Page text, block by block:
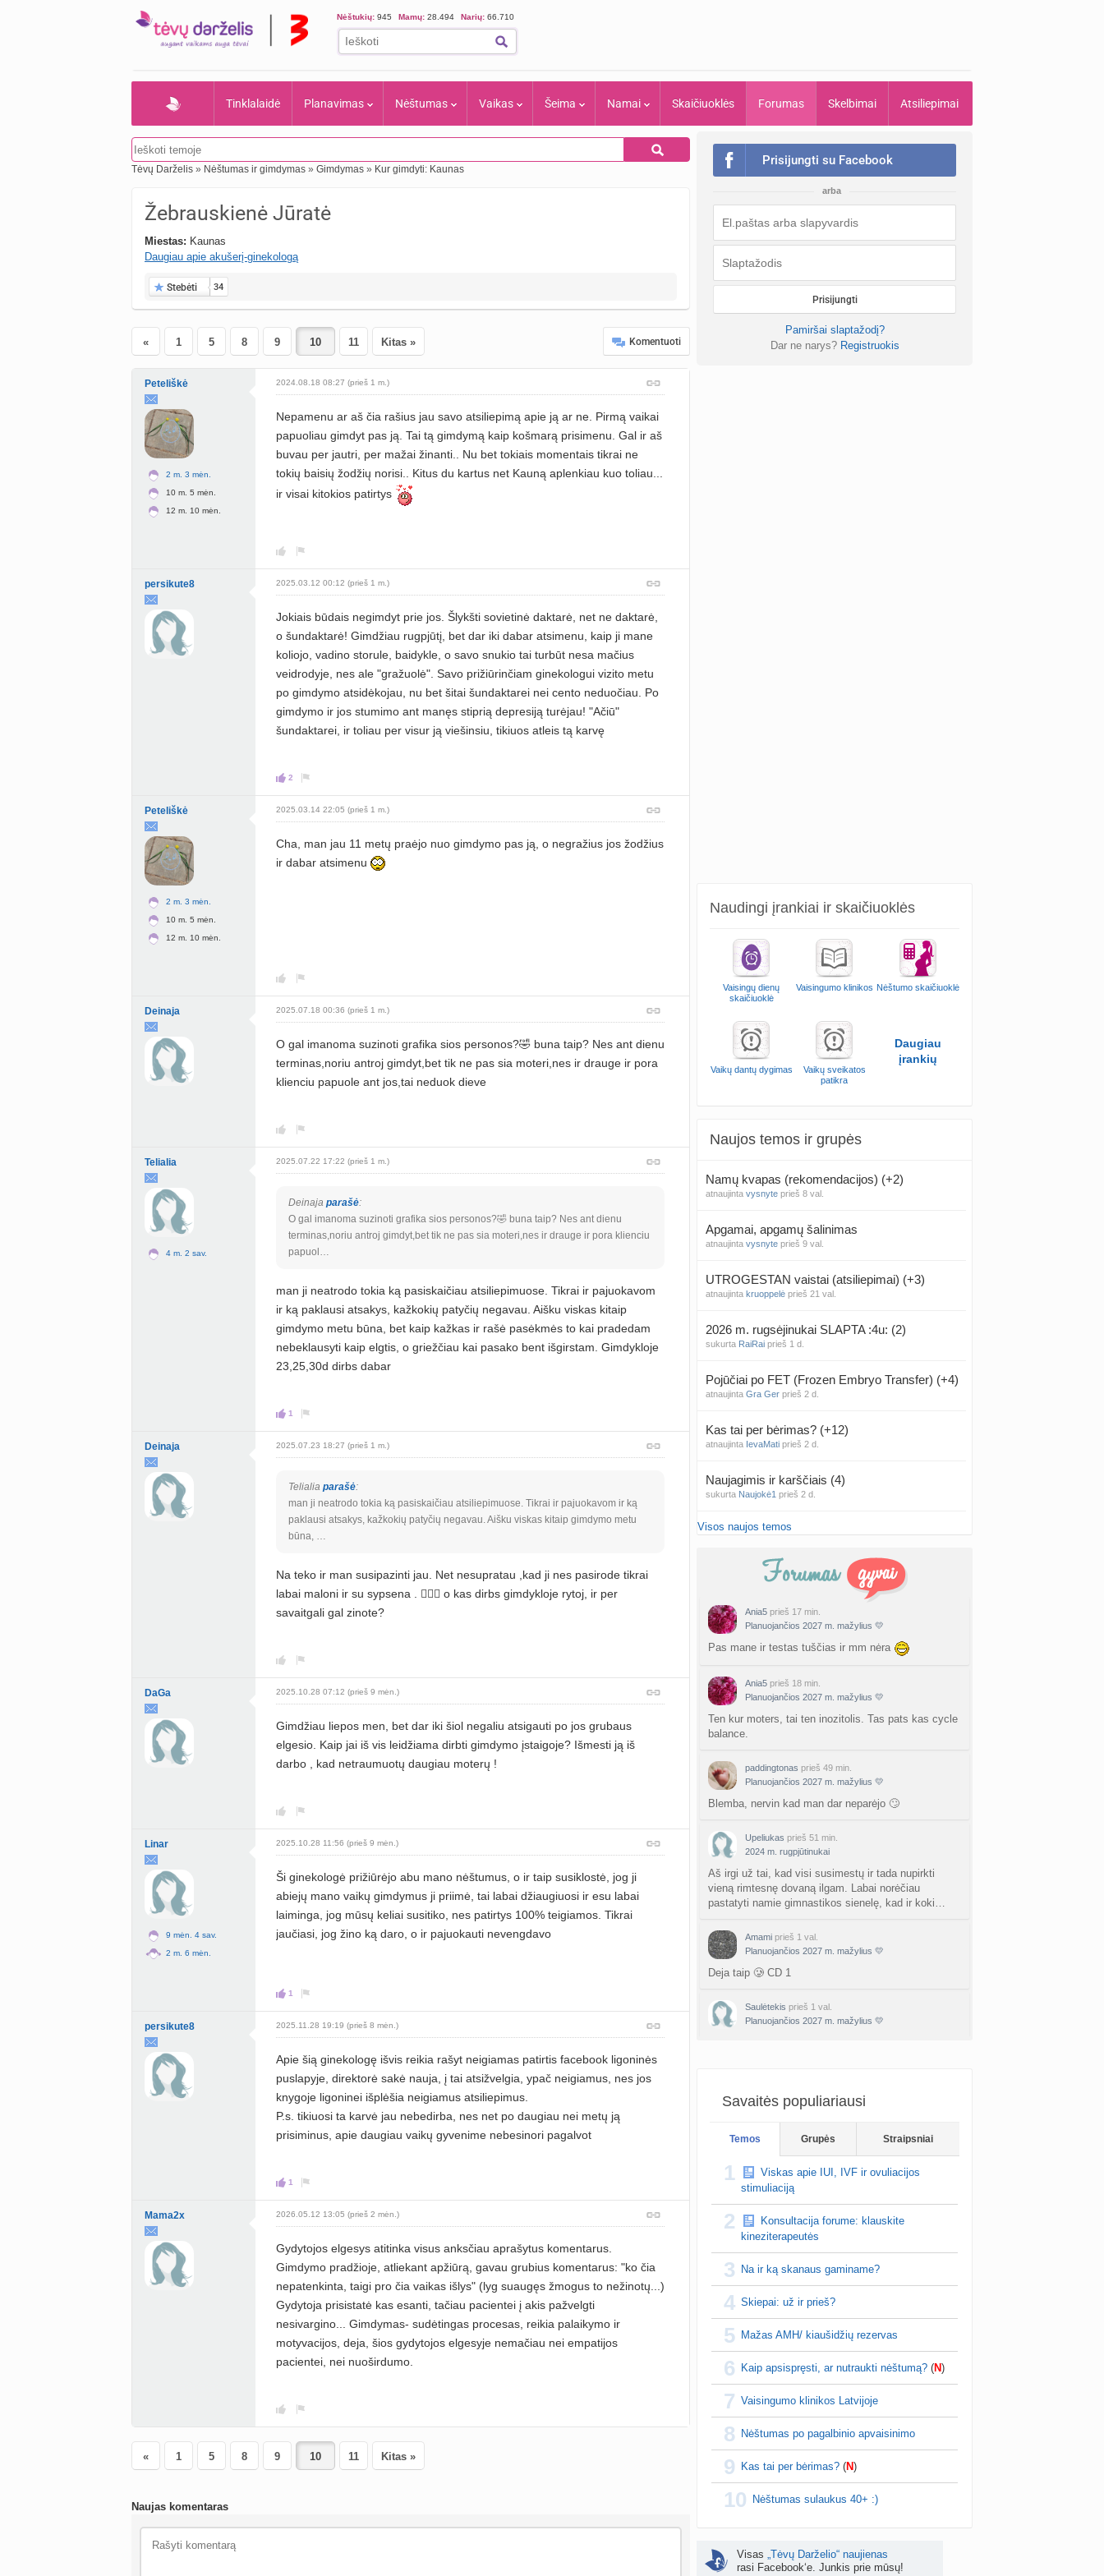
Nėštukių: 945 Mamų: 28.494 Narių: 66.710
Tinklalaidė Planavimas Nėštumas Vaikas Šeima Namai Skaičiuoklės Forumas Skelbimai Atsiliepimai
Tėvų Darželis » Nėštumas ir gimdymas » Gimdymas » Kur gimdyti: Kaunas
Žebrauskienė Jūratė
Miestas: Kaunas
Daugiau apie akušerį-ginekologą
Stebėti 34
« 1 5 8 9 11 Kitas » Komentuoti
Peteliškė
2 m. 3 mėn.
10 m. 5 mėn.
12 m. 10 mėn.
2024.08.18 08:27 (prieš 1 m.)
Nepamenu ar aš čia rašius jau savo atsiliepimą apie ją ar ne. Pirmą vaikai
papuoliau gimdyt pas ją. Tai tą gimdymą kaip košmarą prisimenu. Gal ir aš
buvau per jautri, per mažai žinanti.. Nu bet tokiais momentais tikrai ne
tokių baisių žodžių norisi.. Kitus du kartus net Kauną aplenkiau kuo toliau...
ir visai kitokios patirtys
persikute8 2025.03.12 00:12 (prieš 1 m.)
Jokiais būdais negimdyt prie jos. Šlykšti sovietinė daktarė, net ne daktarė,
o šundaktarė! Gimdžiau rugpjūtį, bet dar iki dabar atsimenu, kaip ji mane
koliojo, vadino storule, baidykle, o savo snukio tai turbūt nesa mačius
veidrodyje, nes ale "gražuolė". Savo prižiūrinčiam ginekologui vizito metu
po gimdymo atsidėkojau, nu bet šitai šundaktarei nei cento neduočiau. Po
gimdymo ir jos stumimo ant manęs stiprią depresiją turėjau! "Ačiū"
šundaktarei, ir toliau per visur ją viešinsiu, tikiuos atleis tą karvę
2
Peteliškė
2 m. 3 mėn.
10 m. 5 mėn.
12 m. 10 mėn.
2025.03.14 22:05 (prieš 1 m.)
Cha, man jau 11 metų praėjo nuo gimdymo pas ją, o negražius jos žodžius
ir dabar atsimenu
Deinaja 2025.07.18 00:36 (prieš 1 m.)
O gal imanoma suzinoti grafika sios personos?🤣 buna taip? Nes ant dienu
terminas,noriu antroj gimdyt,bet tik ne pas sia moteri,nes ir drauge ir pora
klienciu papuole ant jos,tai neduok dieve
Telialia
4 m. 2 sav.
2025.07.22 17:22 (prieš 1 m.)
Deinaja parašė:
O gal imanoma suzinoti grafika sios personos?🤣 buna taip? Nes ant dienu
terminas,noriu antroj gimdyt,bet tik ne pas sia moteri,nes ir drauge ir pora klienciu
papuol…
man ji neatrodo tokia ką pasiskaičiau atsiliepimuose. Tikrai ir pajuokavom
ir ką paklausi atsakys, kažkokių patyčių negavau. Aišku viskas kitaip
gimdymo metu būna, bet kaip kažkas ir rašė pasėkmės to kai pradedam
nebeklausyti kaip elgtis, o griežčiau kai pasako bent išgirstam. Gimdykloje
23,25,30d dirbs dabar
1
Deinaja 2025.07.23 18:27 (prieš 1 m.)
Telialia parašė:
man ji neatrodo tokia ką pasiskaičiau atsiliepimuose. Tikrai ir pajuokavom ir ką
paklausi atsakys, kažkokių patyčių negavau. Aišku viskas kitaip gimdymo metu
būna, …
Na teko ir man susipazinti jau. Net nesupratau ,kad ji nes pasirode tikrai
labai maloni ir su sypsena . 🤷🏽‍♀️ o kas dirbs gimdykloje rytoj, ir per
savaitgali gal zinote?
DaGa 2025.10.28 07:12 (prieš 9 mėn.)
Gimdžiau liepos men, bet dar iki šiol negaliu atsigauti po jos grubaus
elgesio. Kaip jai iš vis leidžiama dirbti gimdymo įstaigoje? Išmesti ją iš
darbo , kad netraumuotų daugiau moterų !
Linar
9 mėn. 4 sav.
2 m. 6 mėn.
2025.10.28 11:56 (prieš 9 mėn.)
Ši ginekologė prižiūrėjo abu mano nėštumus, o ir taip susiklostė, jog ji
abiejų mano vaikų gimdymus ji priimė, tai labai džiaugiuosi ir esu labai
laiminga, jog mūsų keliai susitiko, nes patirtys 100% teigiamos. Tikrai
jaučiasi, jog žino ką daro, o ir pajuokauti nevengdavo
1
persikute8 2025.11.28 19:19 (prieš 8 mėn.)
Apie šią ginekologę išvis reikia rašyt neigiamas patirtis facebook ligoninės
puslapyje, direktorė sakė nauja, į tai atsižvelgia, ypač neigiamus, nes jos
knygoje ligoninei išplėšia neigiamus atsiliepimus.
P.s. tikiuosi ta karvė jau nebedirba, nes net po daugiau nei metų ją
prisiminus, apie daugiau vaikų gyvenime nebesinori pagalvot
1
Mama2x 2026.05.12 13:05 (prieš 2 mėn.)
Gydytojos elgesys atitinka visus anksčiau aprašytus komentarus.
Gimdymo pradžioje, atliekant apžiūrą, gavau grubius komentarus: "ko čia
nepatenkinta, taigi pro čia vaikas išlys" (lyg suaugęs žmogus to nežinotų...)
Gydytoja prisistatė kas esanti, tačiau pacientei į akis pažvelgti
nesivargino... Gimdymas- sudėtingas procesas, reikia palaikymo ir
motyvacijos, deja, šios gydytojos elgesyje nemačiau nei empatijos
pacientei, nei nuoširdumo.
« 1 5 8 9 11 Kitas »
Naujas komentaras
Prisijungti su Facebook
arba
Prisijungti
Pamiršai slaptažodį?
Dar ne narys? Registruokis
Naudingi įrankiai ir skaičiuoklės
Vaisingų dienų
skaičiuoklė
Vaisingumo klinikos Nėštumo skaičiuoklė
Vaikų dantų dygimas
Vaikų sveikatos
patikra
Daugiau
įrankių
Naujos temos ir grupės
Namų kvapas (rekomendacijos) (+2)
atnaujinta vysnyte prieš 8 val.
Apgamai, apgamų šalinimas
atnaujinta vysnyte prieš 9 val.
UTROGESTAN vaistai (atsiliepimai) (+3)
atnaujinta kruoppelė prieš 21 val.
2026 m. rugsėjinukai SLAPTA :4u: (2)
sukurta RaiRai prieš 1 d.
Pojūčiai po FET (Frozen Embryo Transfer) (+4)
atnaujinta Gra Ger prieš 2 d.
Kas tai per bėrimas? (+12)
atnaujinta IevaMati prieš 2 d.
Naujagimis ir karščiais (4)
sukurta Naujokė1 prieš 2 d.
NIPT false positive/false negative patirtys
Ar NIPT tyrimo rezultatai būna klaidingi?
2027 Vasario mėnesio mažyliai
sukurtaVasaris2027 prieš 2 d.
Traumatologai Šiauliuose (2)
sukurta Ingri2tii prieš 2 d.
Čakru valymas
Kęstutis Šklėrius
Kovo mėnesio dvyniai
sukurta AgnieskaAdele
Anužis Jonas
atnaujinta linikea223 prieš 3 d.
Valdorfo mokyklos
sukurta prieš 3 d.
Gražiausi, rečiausi berniukų vardai :)
Crinone gelio (progesterono) naudojimas
sukurta Soliaris73
sukurtaTD asistentė prieš 4 d.
Skydliaukės hipotirozė ir nėštumas (+3)
Šviesa777 prieš 4 d.
Gijimas po hemorojaus operacijos
prieš 4 d.
ŽPV (žmogaus papilomos virusas) (+3)
atnaujintaSvaja1234 prieš 5 d.
sukurta
Dažniausi klausimai apie cezario pjūvį (+2)
atnaujinta Veronika99 prieš 5 d.
lytinis brendimas (3)
TD testuotojos! (bendra tema)
atnaujinta Karlitele prieš 5 d.
vaiko drabuziai (2)
Visos naujos temos
Ania5 prieš 17 min.
Planuojančios 2027 m. mažylius 💛
Pas mane ir testas tuščias ir mm nėra
Ania5 prieš 18 min.
Planuojančios 2027 m. mažylius 💛
Ten kur moters, tai ten inozitolis. Tas pats kas cycle
balance.
paddingtonas prieš 49 min.
Planuojančios 2027 m. mažylius 💛
Blemba, nervin kad man dar neparėjo 🙄
Upeliukas prieš 51 min.
2024 m. rugpjūtinukai
Aš irgi už tai, kad visi susimestų ir tada nupirkti
vieną rimtesnę dovaną ilgam. Labai norėčiau
pastatyti namie gimnastikos sienelę, kad ir koki…
Amami prieš 1 val.
Planuojančios 2027 m. mažylius 💛
Deja taip 🥲 CD 1
Saulėtekis prieš 1 val.
Planuojančios 2027 m. mažylius 💛
Savaitės populiariausi
Temos Grupės Straipsniai
1
Viskas apie IUI, IVF ir ovuliacijos
stimuliaciją
2
Konsultacija forume: klauskite
kineziterapeutės
3 Na ir ką skanaus gaminame?
4 Skiepai: už ir prieš?
5 Mažas AMH/ kiaušidžių rezervas
6 Kaip apsispręsti, ar nutraukti nėštumą? (N)
7 Vaisingumo klinikos Latvijoje
8 Nėštumas po pagalbinio apvaisinimo
9 Kas tai per bėrimas? (N)
10 Nėštumas sulaukus 40+ :)
Visas „Tėvų Darželio“ naujienas
rasi Facebook‘e. Junkis prie mūsų!